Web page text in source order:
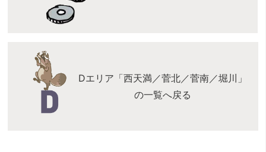
Dエリア「西天満／菅北／菅南／堀川」
の一覧へ戻る